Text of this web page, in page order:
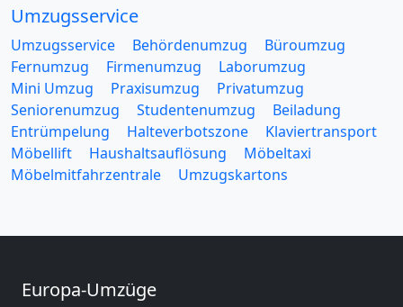
Umzugsservice
Umzugsservice Behördenumzug
Büroumzug
Fernumzug
Firmenumzug
Laborumzug
Mini Umzug
Praxisumzug
Privatumzug
Seniorenumzug
Studentenumzug
Beiladung
Entrümpelung
Halteverbotszone
Klaviertransport
Möbellift
Haushaltsauflösung
Möbeltaxi
Möbelmitfahrzentrale
Umzugskartons
Europa-Umzüge